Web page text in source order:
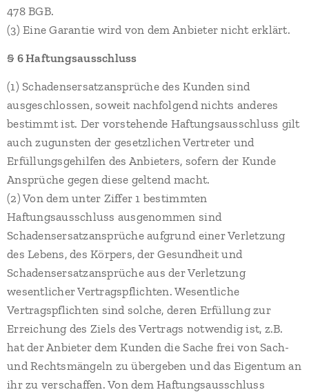
478 BGB.
(3) Eine Garantie wird von dem Anbieter nicht erklärt.
§ 6 Haftungsausschluss
(1) Schadensersatzansprüche des Kunden sind
ausgeschlossen, soweit nachfolgend nichts anderes
bestimmt ist. Der vorstehende Haftungsausschluss gilt
auch zugunsten der gesetzlichen Vertreter und
Erfüllungsgehilfen des Anbieters, sofern der Kunde
Ansprüche gegen diese geltend macht.
(2) Von dem unter Ziffer 1 bestimmten
Haftungsausschluss ausgenommen sind
Schadensersatzansprüche aufgrund einer Verletzung
des Lebens, des Körpers, der Gesundheit und
Schadensersatzansprüche aus der Verletzung
wesentlicher Vertragspflichten. Wesentliche
Vertragspflichten sind solche, deren Erfüllung zur
Erreichung des Ziels des Vertrags notwendig ist, z.B.
hat der Anbieter dem Kunden die Sache frei von Sach-
und Rechtsmängeln zu übergeben und das Eigentum an
ihr zu verschaffen. Von dem Haftungsausschluss